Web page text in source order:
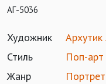
АГ-5036
Художник
Архутик
Стиль
Поп-арт
Жанр
Портрет